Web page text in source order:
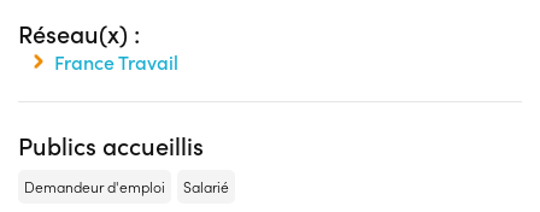
Réseau(x) :
France Travail
Publics accueillis
Demandeur d'emploi Salarié